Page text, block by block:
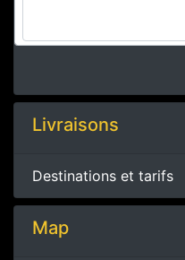
Livraisons
Destinations et tarifs
Map